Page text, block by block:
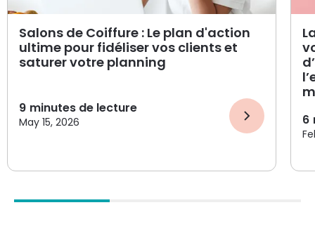
Salons de Coiffure : Le plan d'action
ultime pour fidéliser vos clients et
saturer votre planning
9 minutes de lecture
May 15, 2026 6